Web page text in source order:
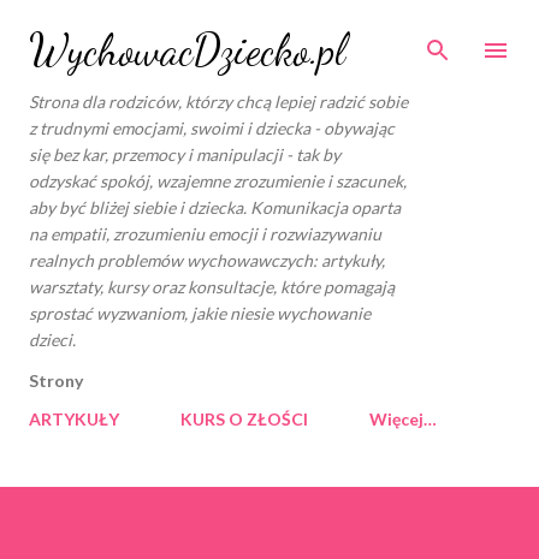
Przejdź do głównej zawartości
WychowacDziecko.pl
Strona dla rodziców, którzy chcą lepiej radzić sobie
z trudnymi emocjami, swoimi i dziecka - obywając
się bez kar, przemocy i manipulacji - tak by
odzyskać spokój, wzajemne zrozumienie i szacunek,
aby być bliżej siebie i dziecka. Komunikacja oparta
na empatii, zrozumieniu emocji i rozwiazywaniu
realnych problemów wychowawczych: artykuły,
warsztaty, kursy oraz konsultacje, które pomagają
sprostać wyzwaniom, jakie niesie wychowanie
dzieci.
Strony
ARTYKUŁY
KURS O ZŁOŚCI Więcej…